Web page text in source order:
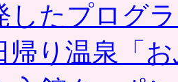
したプログ
帰り温泉「